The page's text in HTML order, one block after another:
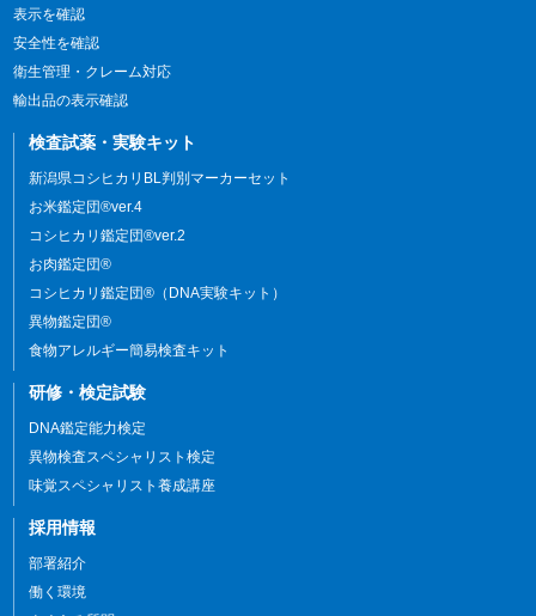
表示を確認
安全性を確認
衛生管理・クレーム対応
輸出品の表示確認
検査試薬・実験キット
新潟県コシヒカリBL判別マーカーセット
お米鑑定団®ver.4
コシヒカリ鑑定団®ver.2
お肉鑑定団®
コシヒカリ鑑定団®（DNA実験キット）
異物鑑定団®
食物アレルギー簡易検査キット
研修・検定試験
DNA鑑定能力検定
異物検査スペシャリスト検定
味覚スペシャリスト養成講座
採用情報
部署紹介
働く環境